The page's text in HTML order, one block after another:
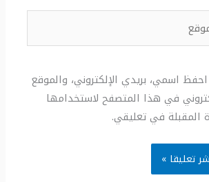
اسمي، بريدي الإلكتروني، والموقع
في هذا المتصفح لاستخدامها
في تعليقي.